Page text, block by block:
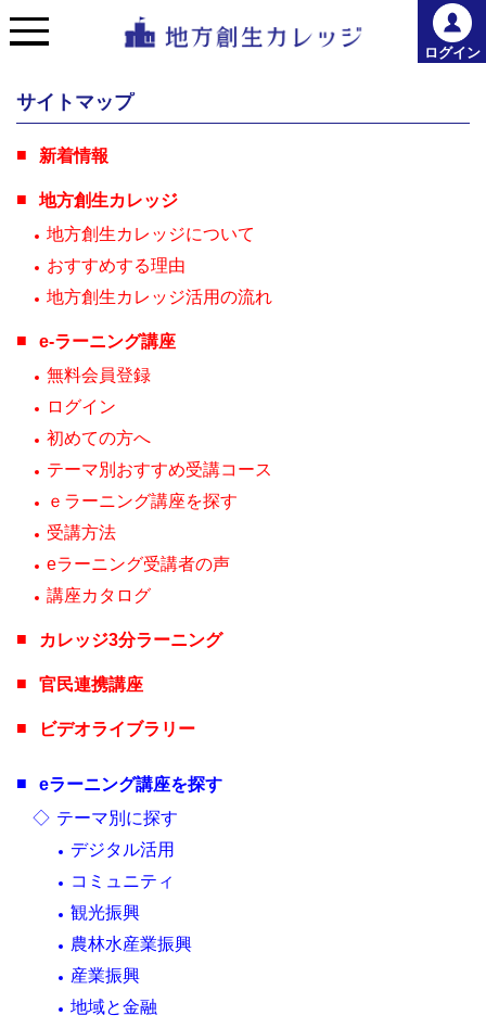
ログイン
サイトマップ
新着情報
地方創生カレッジ
地方創生カレッジについて
おすすめする理由
地方創生カレッジ活用の流れ
e-ラーニング講座
無料会員登録
ログイン
初めての方へ
テーマ別おすすめ受講コース
ｅラーニング講座を探す
受講方法
eラーニング受講者の声
講座カタログ
カレッジ3分ラーニング
官民連携講座
ビデオライブラリー
eラーニング講座を探す
テーマ別に探す
デジタル活用
コミュニティ
観光振興
農林水産業振興
産業振興
地域と金融